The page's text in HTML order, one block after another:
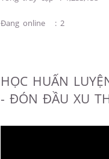
Đang online : 2
HỌC HUẤN
- ĐÓN ĐẦU XU